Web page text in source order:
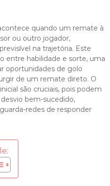
quando um remate à
ou outro jogador,
na trajetória. Este
entre habilidade e sorte, uma
oportunidades de golo
de um remate direto. O
são cruciais, pois podem
bem-sucedido,
redes de responder